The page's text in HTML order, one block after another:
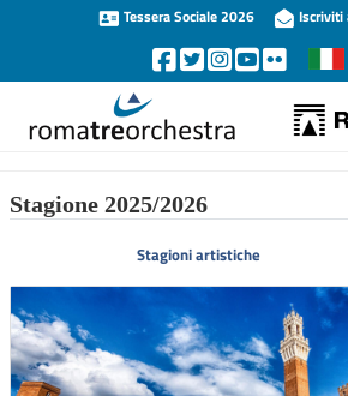
Tessera Sociale 2026 Iscriviti
Stagione 2025/2026
Stagioni artistiche